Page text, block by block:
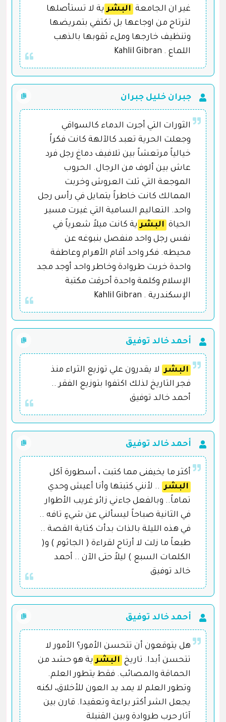
غير ان الجامعة البشر ية لا تستأصلها
لترتاح من اوجاعها بل تكتفي بتمريضها
وتنظيف خارجها وملء ثقوبها بالذهب
اللماع . Kahlil Gibran
جبران خليل جبران
الثورات التي أجرت الدماء كالسواقي
وجعلت الحرية تعبد كالآلهة كانت فكراً
خيالياً مرتعشاً بين تلافيف دماغ رجل فرد
عاش بين ألوف من الرجال. الحروب
الموجعة التي ثلت العروش وخربت
الممالك كانت خاطراً يتمايل في رأس رجل
واحد. التعاليم السامية التي غيرت مسير
الحياة البشر ية كانت ميلاً شعرياً في
نفس رجل واحد منفصل بنبوغه عن
محيطه. فكر واحد أقام الأهرام وعاطفة
واحدة خربت طروادة وخاطر واحد أوجد مجد
الإسلام وكلمة واحدة أحرقت مكتبة
الإسكندرية . Kahlil Gibran
أحمد خالد توفيق
البشر لا يقدرون علي توزيع الثراء منذ
فجر التاريخ لذلك اكتفوا بتوزيع الفقر ..
أحمد خالد توفيق
أحمد خالد توفيق
أكثر ما يخيفنى مما كتبت ، أسطورة آكل
البشر .. لأنني كتبتها وأنا أعيش وحدي
تماماً.. وبالفعل جاءني زائر غريب الأطوار
في الثانية صباحاً ليسألني عن شيءٍ تافه ..
في هذه الليلة بالذات بدأت كتابة القصة ..
طبعاً ما زلت لا أرتاح لقراءة ( الجاثوم ) و(
الكلمات السبع ) ليلاً حتى الآن .. أحمد
خالد توفيق
أحمد خالد توفيق
هل يتوقعون أن تتحسن الأمور؟ الأمور لا
تتحسن أبدا. تاريخ البشر ية هو حشد من
الحماقة والمصائب. فقط يتطور العلم.
وتطور العلم لا يمد يد العون للأخلاق، لكنه
يجعل الشر أكثر براعة وتعقيدا. قارن بين
آثار حرب طروادة وبين القنبلة